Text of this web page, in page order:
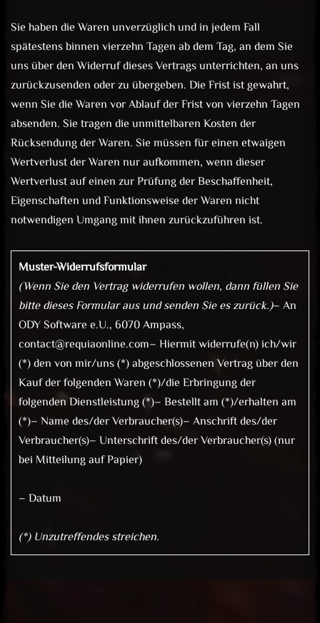
Sie haben die Waren unverzüglich und in jedem Fall
spätestens binnen vierzehn Tagen ab dem Tag, an dem Sie
uns über den Widerruf dieses Vertrags unterrichten, an uns
zurückzusenden oder zu übergeben. Die Frist ist gewahrt,
wenn Sie die Waren vor Ablauf der Frist von vierzehn Tagen
absenden. Sie tragen die unmittelbaren Kosten der
Rücksendung der Waren. Sie müssen für einen etwaigen
Wertverlust der Waren nur aufkommen, wenn dieser
Wertverlust auf einen zur Prüfung der Beschaffenheit,
Eigenschaften und Funktionsweise der Waren nicht
notwendigen Umgang mit ihnen zurückzuführen ist.
Muster-Widerrufsformular
(Wenn Sie den Vertrag widerrufen wollen, dann füllen Sie
bitte dieses Formular aus und senden Sie es zurück.)– An
ODY Software e.U., 6070 Ampass,
contact@requiaonline.com– Hiermit widerrufe(n) ich/wir
(*) den von mir/uns (*) abgeschlossenen Vertrag über den
Kauf der folgenden Waren (*)/die Erbringung der
folgenden Dienstleistung (*)– Bestellt am (*)/erhalten am
(*)– Name des/der Verbraucher(s)– Anschrift des/der
Verbraucher(s)– Unterschrift des/der Verbraucher(s) (nur
bei Mitteilung auf Papier)
– Datum
(*) Unzutreffendes streichen.